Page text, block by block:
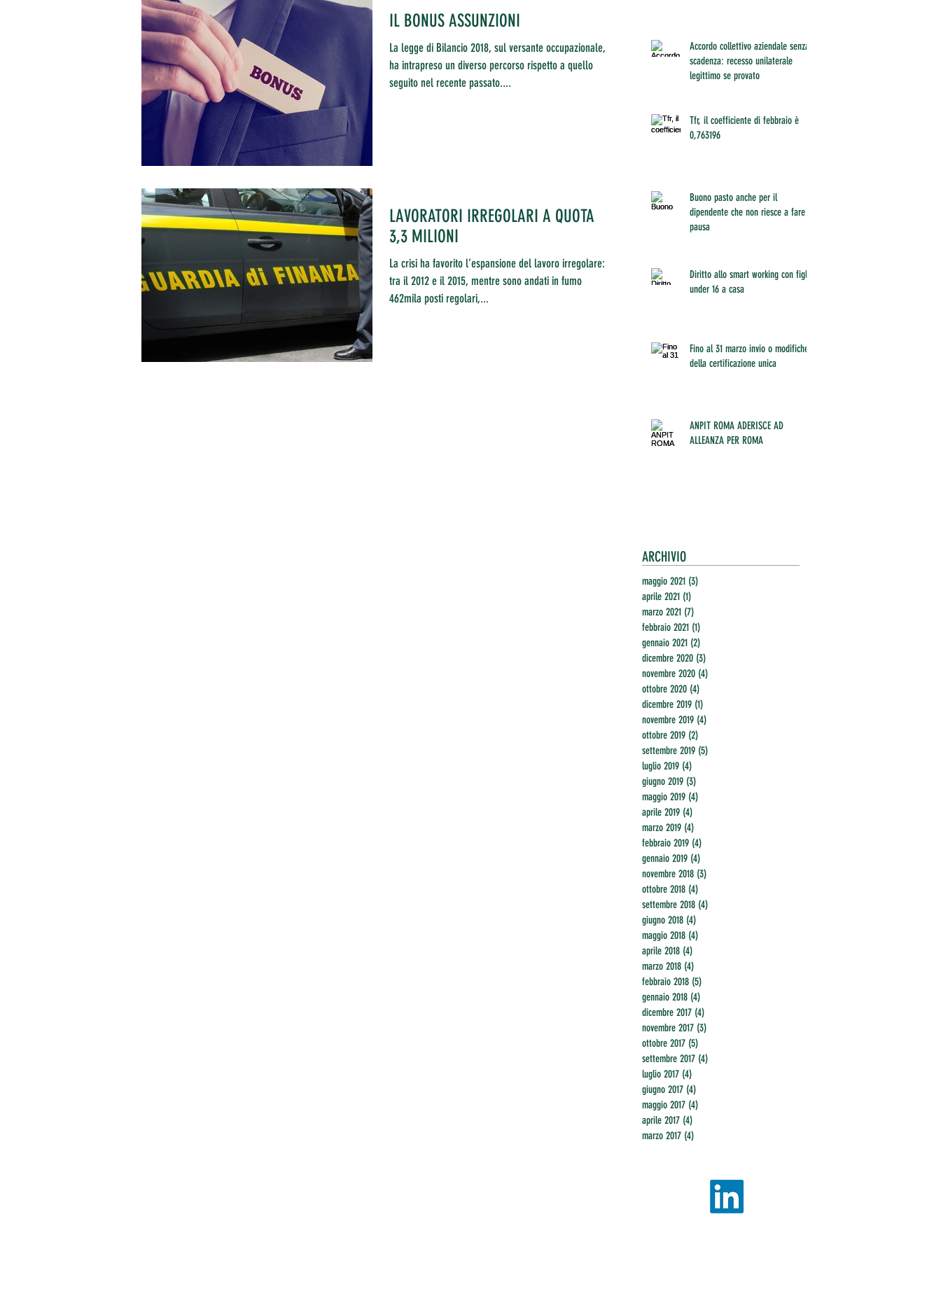
IL BONUS ASSUNZIONI
La legge di Bilancio 2018, sul versante occupazionale,
ha intrapreso un diverso percorso rispetto a quello
seguito nel recente passato....
LAVORATORI IRREGOLARI A QUOTA
3,3 MILIONI
La crisi ha favorito l’espansione del lavoro irregolare:
tra il 2012 e il 2015, mentre sono andati in fumo
462mila posti regolari,...
Accordo collettivo aziendale senza
scadenza: recesso unilaterale
legittimo se provato
Tfr, il coefficiente di febbraio è
0,763196
Buono pasto anche per il
dipendente che non riesce a fare
pausa
Diritto allo smart working con figli
under 16 a casa
Fino al 31 marzo invio o modifiche
della certificazione unica
ANPIT ROMA ADERISCE AD
ALLEANZA PER ROMA
ARCHIVIO
maggio 2021 (3)
aprile 2021 (1)
marzo 2021 (7)
febbraio 2021 (1)
gennaio 2021 (2)
dicembre 2020 (3)
novembre 2020 (4)
ottobre 2020 (4)
dicembre 2019 (1)
novembre 2019 (4)
ottobre 2019 (2)
settembre 2019 (5)
luglio 2019 (4)
giugno 2019 (3)
maggio 2019 (4)
aprile 2019 (4)
marzo 2019 (4)
febbraio 2019 (4)
gennaio 2019 (4)
novembre 2018 (3)
ottobre 2018 (4)
settembre 2018 (4)
giugno 2018 (4)
maggio 2018 (4)
aprile 2018 (4)
marzo 2018 (4)
febbraio 2018 (5)
gennaio 2018 (4)
dicembre 2017 (4)
novembre 2017 (3)
ottobre 2017 (5)
settembre 2017 (4)
luglio 2017 (4)
giugno 2017 (4)
maggio 2017 (4)
aprile 2017 (4)
marzo 2017 (4)